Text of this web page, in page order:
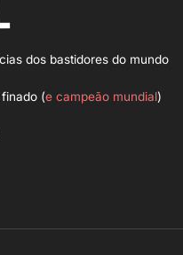
dos bastidores do mundo
(e campeão mundial)